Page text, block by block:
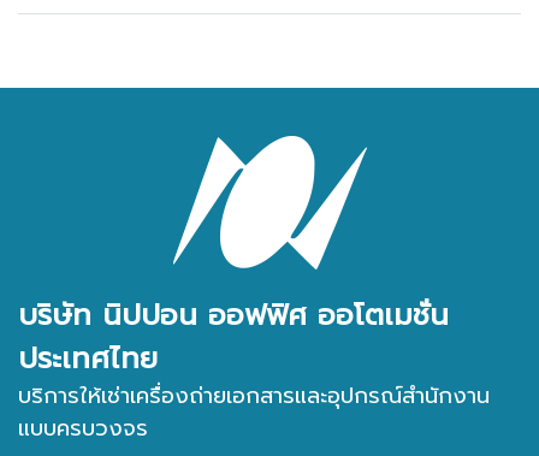
บริษัท นิปปอน ออฟฟิศ ออโตเมชั่น
ประเทศไทย
บริการให้เช่าเครื่องถ่ายเอกสารและอุปกรณ์สำนักงาน
แบบครบวงจร